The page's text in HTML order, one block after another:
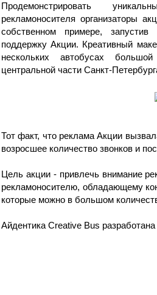
Продемонстрировать
рекламоносителя организаторы
собственном примере,
поддержку Акции. Креативный
нескольких автобусах
центральной части Санкт-
Тот факт, что реклама Акции
возросшее количество звонков и
Цель акции - привлечь внимание
рекламоносителю, обладающему
которые можно в большом
Айдентика Creative Bus